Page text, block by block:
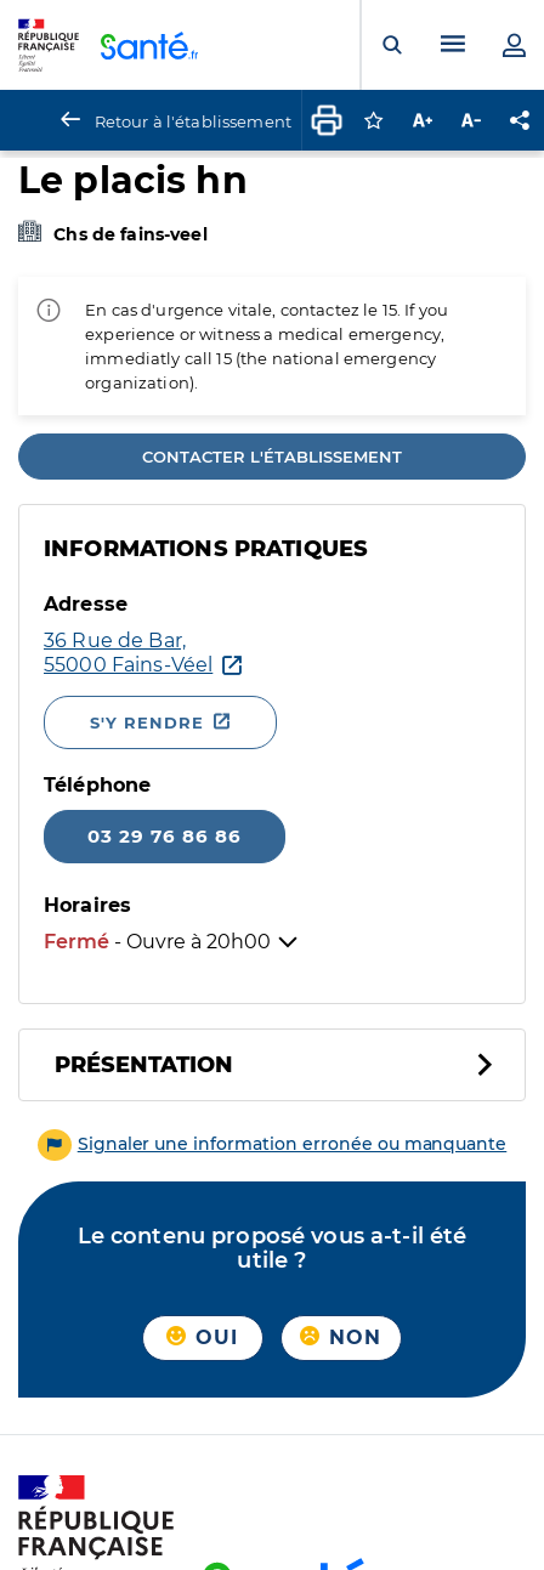
Ouvrir laMenu
Retour à l'établissement Connectez-vous
Augmenter la
Le placis hn
Chs de fains-veel
En cas d'urgence vitale, contactez le 15. If you
experience or witness a medical emergency,
immediatly call 15 (the national emergency
organization).
CONTACTER L'ÉTABLISSEMENT
INFORMATIONS PRATIQUES
Adresse
36 Rue de Bar,
55000 Fains-Véel
S'Y RENDRE
Téléphone
03 29 76 86 86
Horaires
Fermé - Ouvre à 20h00
PRÉSENTATION
Signaler une information erronée ou manquante
Le contenu proposé vous a-t-il été
utile ?
OUI NON